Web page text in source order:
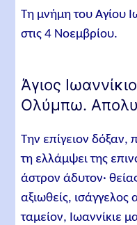
Τη μνήμη του Αγίου
στις 4 Νοεμβρίου.
Άγιος
Ολύμπω.
Tην επίγειον δόξαν,
τη ελλάμψει της
άστρον άδυτον·
αξιωθείς,
ταμείον, Ιωαννίκιε